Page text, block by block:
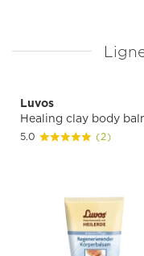
Luvos
Healing clay body
5.0 (2)